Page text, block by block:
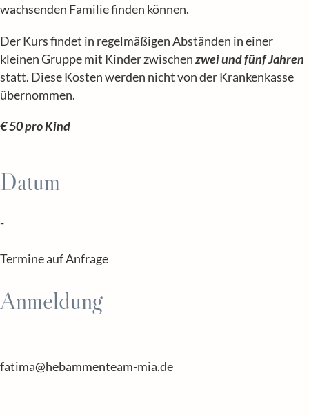
wachsenden Familie finden können.
Der Kurs findet in regelmäßigen Abständen in einer
kleinen Gruppe mit Kinder zwischenzwei und fünf Jahren
statt. Diese Kosten werden nicht von der Krankenkasse
übernommen.
€ 50 pro Kind
Datum
-
Termine auf Anfrage
Anmeldung
fatima@hebammenteam-mia.de